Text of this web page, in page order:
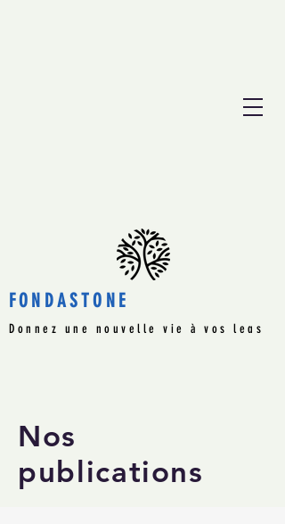
FONDASTONE
Donnez une nouvelle vie à vos legs
Nos
publications